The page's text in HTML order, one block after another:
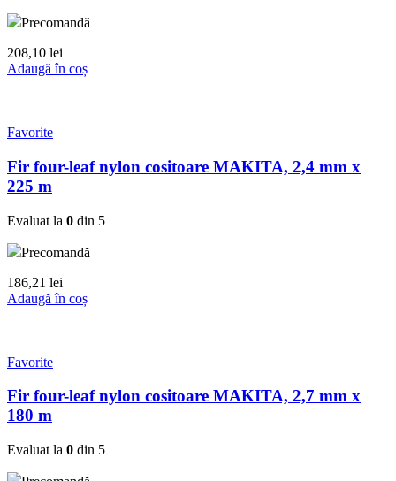
Precomandă
208,10 lei
Adaugă în coș
Favorite
Fir four-leaf nylon cositoare MAKITA, 2,4 mm x
225 m
Evaluat la 0 din 5
Precomandă
186,21 lei
Adaugă în coș
Favorite
Fir four-leaf nylon cositoare MAKITA, 2,7 mm x
180 m
Evaluat la 0 din 5